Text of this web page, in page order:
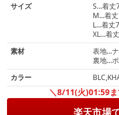
サイズ
S...着
M...着
L...着
XL...着
素材
表地...
裏地...
カラー
＼8/11(火)01:59
楽天市場